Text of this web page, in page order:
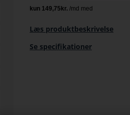
Læs produktbeskrivelse
Se specifikationer